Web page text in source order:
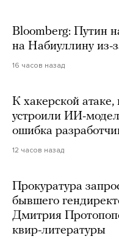
Bloomberg: Путин
на Набиуллину из-
16 часов назад
К хакерской
устроили ИИ-
ошибка
12 часов назад
Прокуратура
бывшего
Дмитрия
квир-литературы